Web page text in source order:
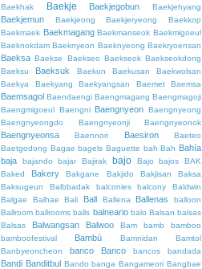
Baekhak
Baekje Baekjegobun Baekjehyang
Baekjemun Baekjeong Baekjeryeong
Baekkop
Baekmaek Baekmagang Baekmanseok Baekmigoeul
Baeknokdam Baeknyeon Baeknyeong Baekryoensan
Baeksa Baekse Baekseo Baekseok Baekseokdong
Baeksu
Baeksuk Baekun Baekusan
Baekwolsan
Baekya
Baekyang Baekyangsan Baemet Baemsa
Baemsagol Baendaengi Baengmagang Baengmagoji
Baengmigoeul Baengni Baengnyeon Baengnyeong
Baengnyeongdo
Baengnyeonji Baengnyeonok
Baengnyeonsa Baennori Baesiron
Baeteo
Baetgodong Bagae bagels Baguette bah Bah Bahía
baja
bajando bajar Bajirak bajo Bajo bajos
BAK
Baked
Bakery Bakgane Bakjido Bakjisan
Baksa
Baksugeun
Balbbadak balconies balcony
Baldwin
Balgae
Balhae Bali Ball Ballena Ballenas
balloon
Ballroom ballrooms balls balneario balo Balsan balsas
Balsas
Balwangsan Balwoo Bam bamb
bamboo
bamboofestival
Bambú Bamnidan
Bamtol
Banbyeoncheon
banco Banco bancos bandada
Bandi Banditbul Bando banga Bangameori Bangbae